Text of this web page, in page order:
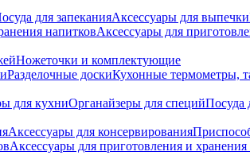
для запеканияАксессуары для выпечки
напитковАксессуары для
Ножеточки и комплектующие
Разделочные доскиКухонные термометры,
для кухниОрганайзеры для специйПосуда
Аксессуары для консервирования
Аксессуары для приготовления и